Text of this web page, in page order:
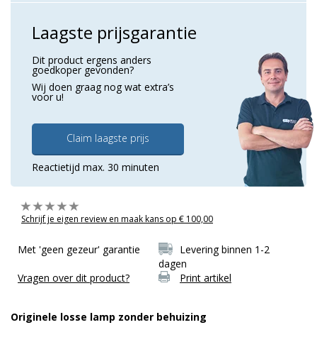
Laagste prijsgarantie
Dit product ergens anders
goedkoper gevonden?
Wij doen graag nog wat extra’s
voor u!
Claim laagste prijs
Reactietijd max. 30 minuten
Schrijf je eigen review en maak kans op € 100,00
Met 'geen gezeur' garantie
Levering binnen 1-2
dagen
Vragen over dit product?
Print artikel
Originele losse lamp zonder behuizing